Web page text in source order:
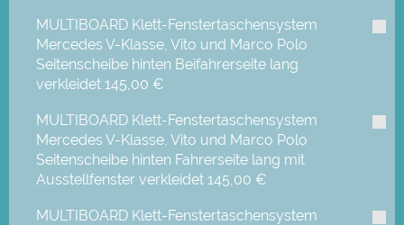
MULTIBOARD Klett-Fenstertaschensystem
Mercedes V-Klasse, Vito und Marco Polo
Seitenscheibe hinten Beifahrerseite lang
verkleidet 145,00 €
MULTIBOARD Klett-Fenstertaschensystem
Mercedes V-Klasse, Vito und Marco Polo
Seitenscheibe hinten Fahrerseite lang mit
Ausstellfenster verkleidet 145,00 €
MULTIBOARD Klett-Fenstertaschensystem